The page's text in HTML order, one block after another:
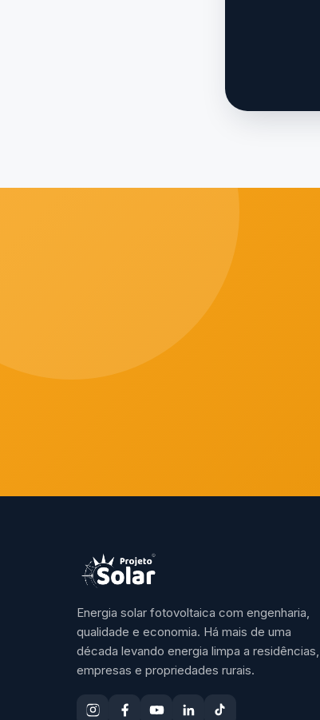
Energia solar fotovoltaica com engenharia,
qualidade e economia. Há mais de uma
década levando energia limpa a residências,
empresas e propriedades rurais.